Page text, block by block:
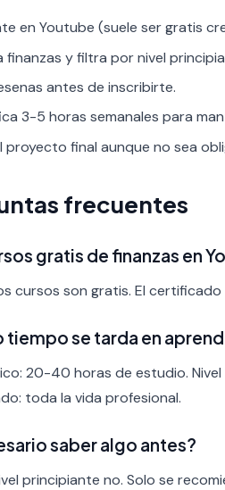
en Youtube (suele ser gratis
finanzas y filtra por nivel
antes de inscribirte.
3-5 horas semanales para
proyecto final aunque no sea
frecuentes
gratis de finanzas en
cursos son gratis. El
tiempo se tarda en
20-40 horas de estudio.
toda la vida profesional.
saber algo antes?
principiante no. Solo se